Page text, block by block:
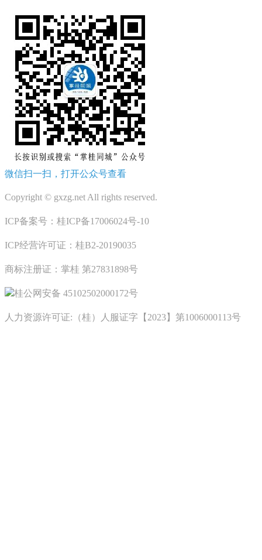
微信扫一扫，打开公众号查看
Copyright © gxzg.net All rights reserved.
ICP备案号：桂ICP备17006024号-10
ICP经营许可证：桂B2-20190035
商标注册证：掌桂 第27831898号
桂公网安备 45102502000172号
人力资源许可证:（桂）人服证字【2023】第1006000113号